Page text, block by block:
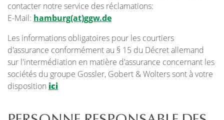
contacter notre service des réclamations:
E-Mail: hamburg(at)ggw.de
Les informations obligatoires pour les courtiers
d'assurance conformément au § 15 du Décret allemand
sur l'intermédiation en matière d'assurance concernant les
sociétés du groupe Gossler, Gobert & Wolters sont à votre
disposition ici